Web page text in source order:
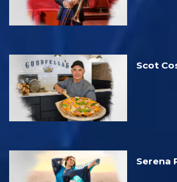
Scot
Serena